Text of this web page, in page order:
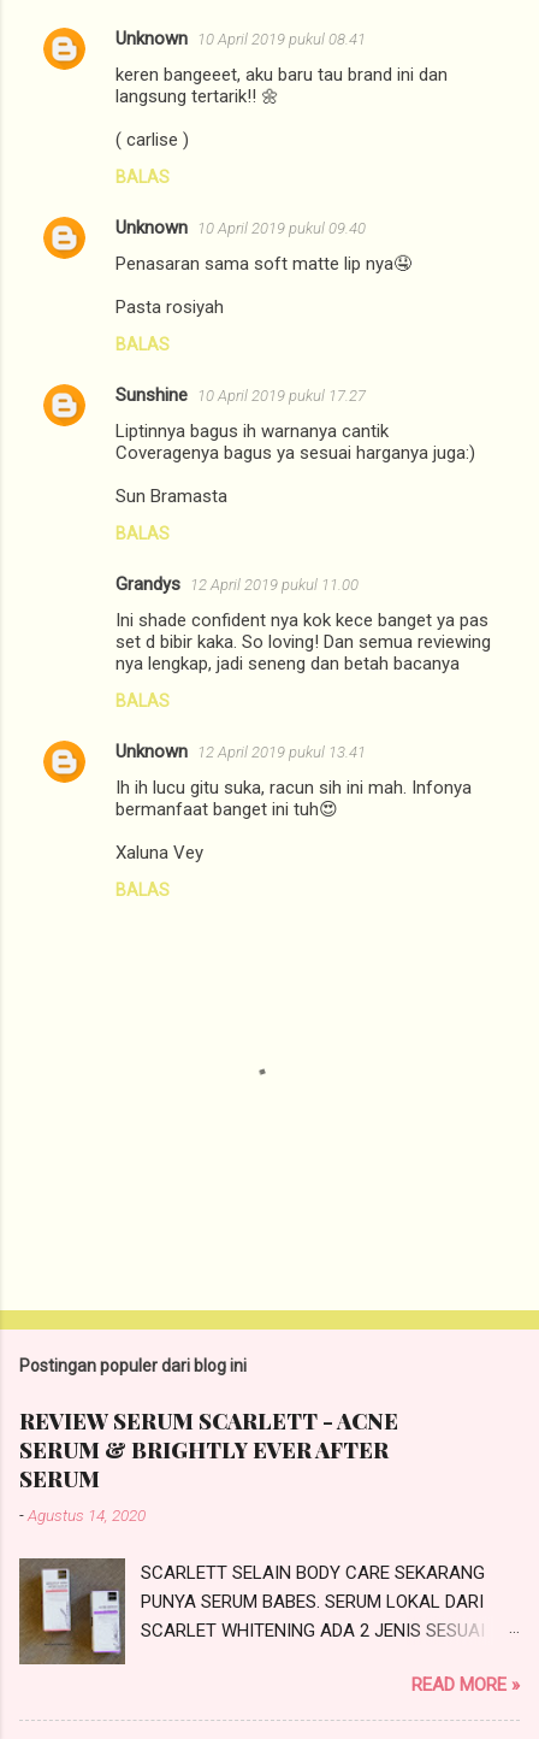
Unknown 10 April 2019 pukul 08.41
keren bangeeet, aku baru tau brand ini dan
langsung tertarik!! 🌼
( carlise )
BALAS
Unknown 10 April 2019 pukul 09.40
Penasaran sama soft matte lip nya🤤
Pasta rosiyah
BALAS
Sunshine 10 April 2019 pukul 17.27
Liptinnya bagus ih warnanya cantik
Coveragenya bagus ya sesuai harganya juga:)
Sun Bramasta
BALAS
Grandys 12 April 2019 pukul 11.00
Ini shade confident nya kok kece banget ya pas
set d bibir kaka. So loving! Dan semua reviewing
nya lengkap, jadi seneng dan betah bacanya
BALAS
Unknown 12 April 2019 pukul 13.41
Ih ih lucu gitu suka, racun sih ini mah. Infonya
bermanfaat banget ini tuh😍
Xaluna Vey
BALAS
t
n
g
K
o
e
t
a
Postingan populer dari blog ini
REVIEW SERUM SCARLETT - ACNE
SERUM & BRIGHTLY EVER AFTER
SERUM
-Agustus 14, 2020
SCARLETT SELAIN BODY CARE SEKARANG
PUNYA SERUM BABES. SERUM LOKAL DARI
SCARLET WHITENING ADA 2 JENIS SESUAI
SCARLETTACNE SERUM DAN SCARLETT
BRIGHTLY EVER AFTER SERUM. INI REVIEW
READ MORE »